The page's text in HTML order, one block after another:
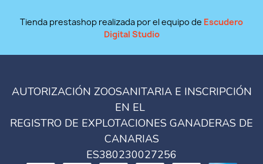
Tienda prestashop realizada por el equipo de Escudero
Digital Studio
AUTORIZACIÓN ZOOSANITARIA E INSCRIPCIÓN
EN EL
REGISTRO DE EXPLOTACIONES GANADERAS DE
CANARIAS
ES380230027256